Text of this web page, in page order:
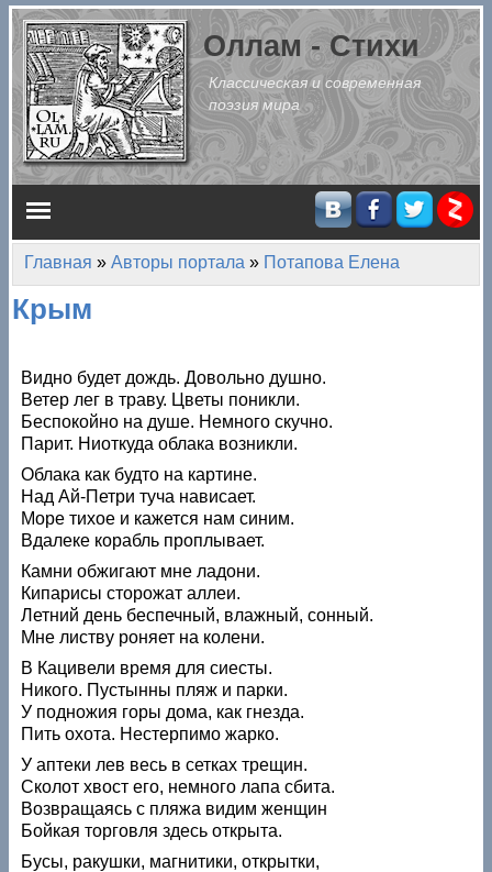
Перейти к основному содержанию
Оллам - Стихи
Классическая и современная
поэзия мира
Главное меню
Вы здесь
Главная » Авторы портала » Потапова Елена
Крым
Видно будет дождь. Довольно душно.
Ветер лег в траву. Цветы поникли.
Беспокойно на душе. Немного скучно.
Парит. Ниоткуда облака возникли.
Облака как будто на картине.
Над Ай-Петри туча нависает.
Море тихое и кажется нам синим.
Вдалеке корабль проплывает.
Камни обжигают мне ладони.
Кипарисы сторожат аллеи.
Летний день беспечный, влажный, сонный.
Мне листву роняет на колени.
В Кацивели время для сиесты.
Никого. Пустынны пляж и парки.
У подножия горы дома, как гнезда.
Пить охота. Нестерпимо жарко.
У аптеки лев весь в сетках трещин.
Сколот хвост его, немного лапа сбита.
Возвращаясь с пляжа видим женщин
Бойкая торговля здесь открыта.
Бусы, ракушки, магнитики, открытки,